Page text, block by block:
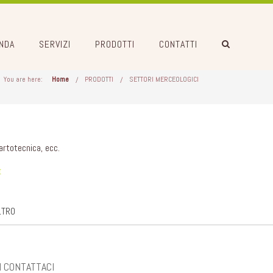
SERVIZI PRODOTTI CONTATTI
You are here: Home PRODOTTI SETTORI MERCEOLOGICI
ecc.